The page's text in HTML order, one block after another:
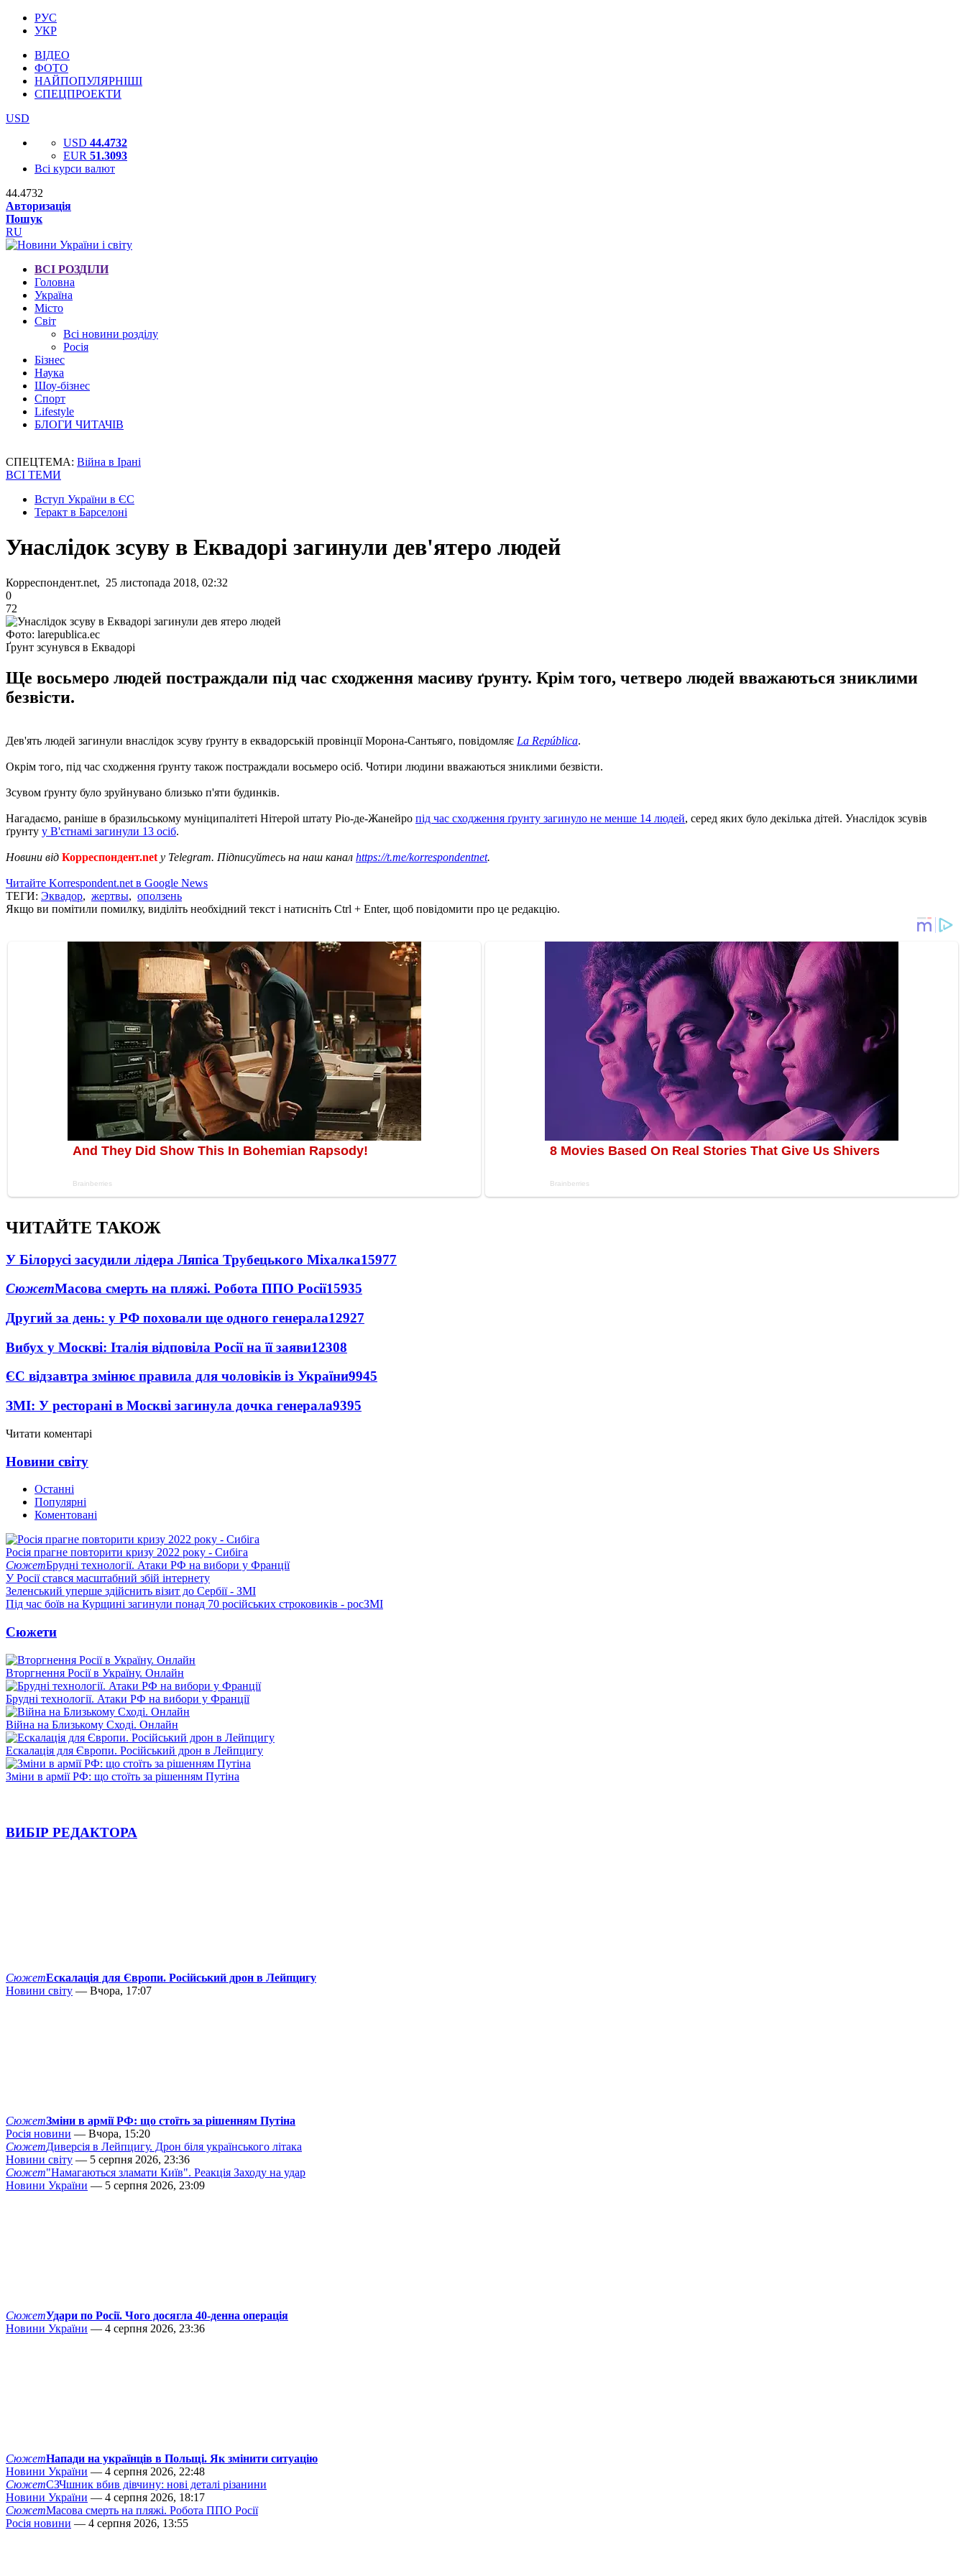
РУС
УКР
ВІДЕО
ФОТО
НАЙПОПУЛЯРНІШІ
СПЕЦПРОЕКТИ
USD
USD 44.4732
EUR 51.3093
Всі курси валют
44.4732
Авторизація
Пошук
RU
ВСІ РОЗДІЛИ
Головна
Україна
Місто
Світ
Всі новини розділу
Росія
Бізнес
Наука
Шоу-бізнес
Спорт
Lifestyle
БЛОГИ ЧИТАЧІВ
СПЕЦТЕМА: Війна в Ірані
ВСІ ТЕМИ
Вступ України в ЄС
Теракт в Барселоні
Унаслідок зсуву в Еквадорі загинули дев'ятеро людей
Корреспондент.net, 25 листопада 2018, 02:32
0
72
Фото: larepublica.ec
Ґрунт зсунувся в Еквадорі
Ще восьмеро людей постраждали під час сходження масиву ґрунту. Крім того, четверо людей вважаються зниклими
безвісти.
Дев'ять людей загинули внаслідок зсуву ґрунту в еквадорській провінції Морона-Сантьяго, повідомляє La República.
Окрім того, під час сходження ґрунту також постраждали восьмеро осіб. Чотири людини вважаються зниклими безвісти.
Зсувом ґрунту було зруйнувано близько п'яти будинків.
Нагадаємо, раніше в бразильському муніципалітеті Нітерой штату Ріо-де-Жанейро під час сходження ґрунту загинуло не менше 14 людей, серед яких було декілька дітей. Унаслідок зсувів
ґрунту у В'єтнамі загинули 13 осіб.
Новини від Корреспондент.net у Telegram. Підписуйтесь на наш канал https://t.me/korrespondentnet.
Читайте Korrespondent.net в Google News
ТЕГИ: Эквадор, жертвы, оползень
Якщо ви помітили помилку, виділіть необхідний текст і натисніть Ctrl + Enter, щоб повідомити про це редакцію.
ЧИТАЙТЕ ТАКОЖ
У Білорусі засудили лідера Ляпіса Трубецького Міхалка15977
СюжетМасова смерть на пляжі. Робота ППО Росії15935
Другий за день: у РФ поховали ще одного генерала12927
Вибух у Москві: Італія відповіла Росії на її заяви12308
ЄС відзавтра змінює правила для чоловіків із України9945
ЗМІ: У ресторані в Москві загинула дочка генерала9395
Читати коментарі
Новини світу
Останні
Популярні
Коментовані
Росія прагне повторити кризу 2022 року - Сибіга
СюжетБрудні технології. Атаки РФ на вибори у Франції
У Росії стався масштабний збій інтернету
Зеленський уперше здійснить візит до Сербії - ЗМІ
Під час боїв на Курщині загинули понад 70 російських строковиків - росЗМІ
Сюжети
Вторгнення Росії в Україну. Онлайн
Брудні технології. Атаки РФ на вибори у Франції
Війна на Близькому Сході. Онлайн
Ескалація для Європи. Російський дрон в Лейпцигу
Зміни в армії РФ: що стоїть за рішенням Путіна
ВИБІР РЕДАКТОРА
СюжетЕскалація для Європи. Російський дрон в Лейпцигу
Новини світу — Вчора, 17:07
СюжетЗміни в армії РФ: що стоїть за рішенням Путіна
Росія новини — Вчора, 15:20
СюжетДиверсія в Лейпцигу. Дрон біля українського літака
Новини світу — 5 серпня 2026, 23:36
Сюжет"Намагаються зламати Київ". Реакція Заходу на удар
Новини України — 5 серпня 2026, 23:09
СюжетУдари по Росії. Чого досягла 40-денна операція
Новини України — 4 серпня 2026, 23:36
СюжетНапади на українців в Польщі. Як змінити ситуацію
Новини України — 4 серпня 2026, 22:48
СюжетСЗЧшник вбив дівчину: нові деталі різанини
Новини України — 4 серпня 2026, 18:17
СюжетМасова смерть на пляжі. Робота ППО Росії
Росія новини — 4 серпня 2026, 13:55